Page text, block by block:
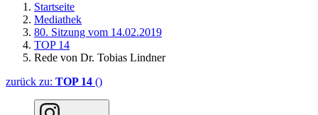
Startseite
Mediathek
80. Sitzung vom 14.02.2019
TOP 14
Rede von Dr. Tobias Lindner
zurück zu: TOP 14 ()